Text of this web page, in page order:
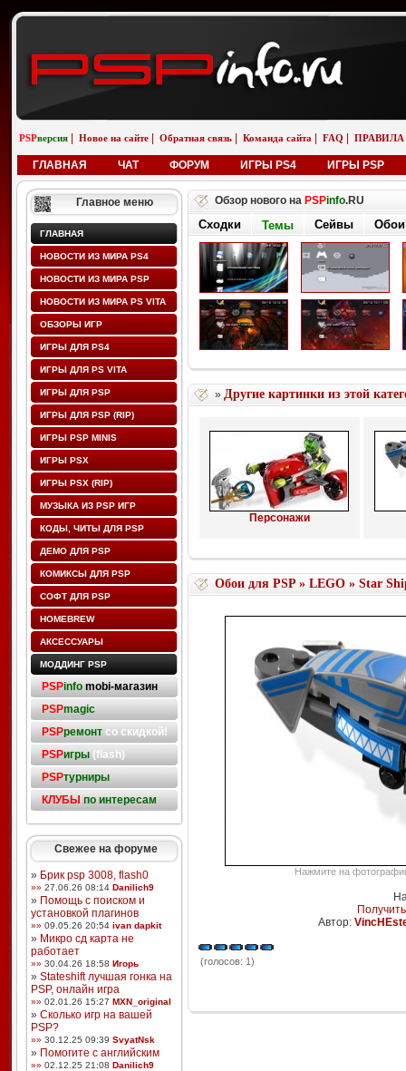
PSPверсия Новое на сайте Обратная связь Команда сайта FAQ ПРАВИЛА
ГЛАВНАЯ ЧАТ ФОРУМ ИГРЫ PS4 ИГРЫ PSP
Главное меню
ГЛАВНАЯ
НОВОСТИ ИЗ МИРА PS4
НОВОСТИ ИЗ МИРА PSP
НОВОСТИ ИЗ МИРА PS VITA
ОБЗОРЫ ИГР
ИГРЫ ДЛЯ PS4
ИГРЫ ДЛЯ PS VITA
ИГРЫ ДЛЯ PSP
ИГРЫ ДЛЯ PSP (RIP)
ИГРЫ PSP MINIS
ИГРЫ PSX
ИГРЫ PSX (RIP)
МУЗЫКА ИЗ PSP ИГР
КОДЫ, ЧИТЫ ДЛЯ PSP
ДЕМО ДЛЯ PSP
КОМИКСЫ ДЛЯ PSP
СОФТ ДЛЯ PSP
HOMEBREW
АКСЕССУАРЫ
МОДДИНГ PSP
PSPinfo mobi-магазин
PSPmagic
PSPремонтсо скидкой!
PSPигры(flash)
PSPтурниры
КЛУБЫ по интересам
Свежее на форуме
» Брик psp 3008, flash0
»» 27.06.26 08:14 Danilich9
» Помощь с поиском и
установкой плагинов
»» 09.05.26 20:54 ivan dapkit
» Микро сд карта не
работает
»» 30.04.26 18:58 Игорь
» Stateshift лучшая гонка на
PSP, онлайн игра
»» 02.01.26 15:27 MXN_original
» Сколько игр на вашей
PSP?
»» 30.12.25 09:39 SvyatNsk
» Помогите с английским
»» 02.12.25 21:08 Danilich9
Обзор нового на PSPinfo.RU
Сходки Темы Сейвы Обои
» Другие картинки из этой
Персонажи
Обои для PSP» LEGO» Star
Нажмите на
Автор:
(голосов: 1)